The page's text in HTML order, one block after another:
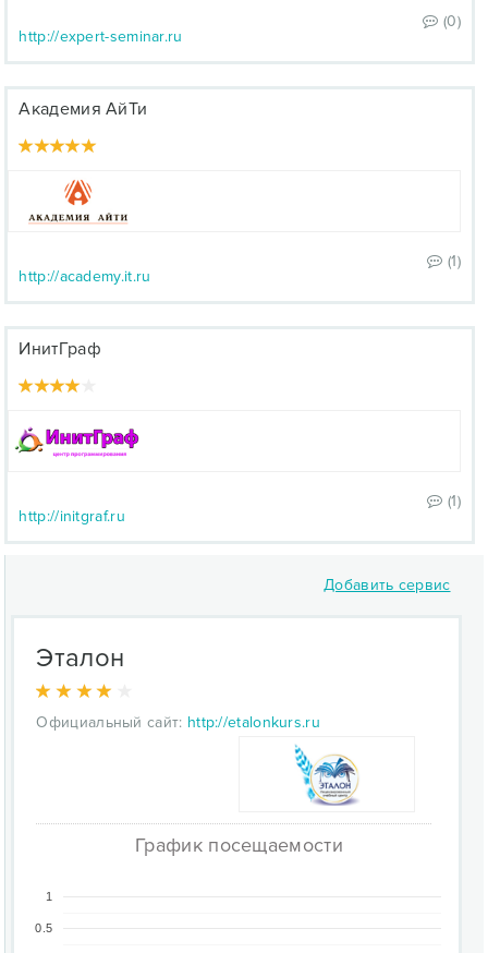
(0)
http://expert-seminar.ru
Академия АйТи
(1)
http://academy.it.ru
ИнитГраф
(1)
http://initgraf.ru
Добавить сервис
Эталон
Официальный сайт: http://etalonkurs.ru
График посещаемости
0.5
1